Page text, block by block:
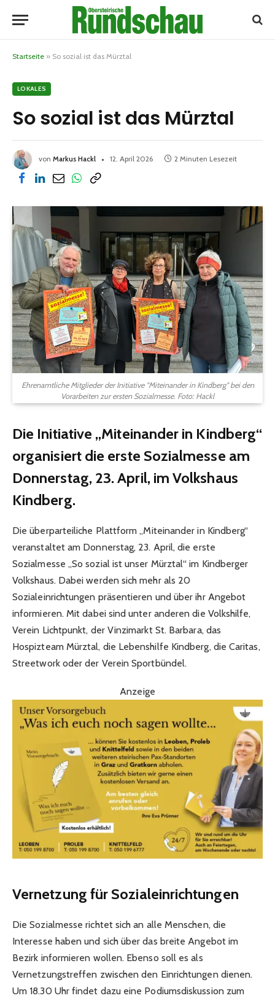
Startseite » So sozial ist das Mürztal
LOKALES
So sozial ist das Mürztal
von Markus Hackl 12. April 2026 2 Minuten Lesezeit
Ehrenamtliche Mitglieder der Initiative "Miteinander in Kindberg" bei den
Vorarbeiten zur ersten Sozialmesse. Foto: Hackl
Die Initiative „Miteinander in Kindberg“
organisiert die erste Sozialmesse am
Donnerstag, 23. April, im Volkshaus
Kindberg.
Die überparteiliche Plattform „Miteinander in Kindberg“
veranstaltet am Donnerstag, 23. April, die erste
Sozialmesse „So sozial ist unser Mürztal“ im Kindberger
Volkshaus. Dabei werden sich mehr als 20
Sozialeinrichtungen präsentieren und über ihr Angebot
informieren. Mit dabei sind unter anderen die Volkshilfe,
Verein Lichtpunkt, der Vinzimarkt St. Barbara, das
Hospizteam Mürztal, die Lebenshilfe Kindberg, die Caritas,
Streetwork oder der Verein Sportbündel.
Anzeige
Vernetzung für Sozialeinrichtungen
Die Sozialmesse richtet sich an alle Menschen, die
Interesse haben und sich über das breite Angebot im
Bezirk informieren wollen. Ebenso soll es als
Vernetzungstreffen zwischen den Einrichtungen dienen.
Um 18.30 Uhr findet dazu eine Podiumsdiskussion zum